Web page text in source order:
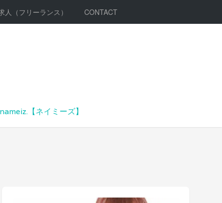
人（フリーランス） CONTACT
【ネイミーズ】